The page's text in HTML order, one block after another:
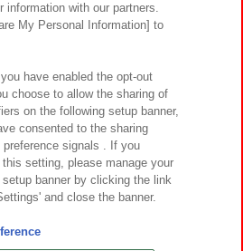
ウェブアクセシビリティ方針と検証結果
もに
方針 よくあるご質問・お問い合わせ
Namco Amusement Inc.
Amusement Lab Inc.
information with our partners.
My Personal Information] to
have enabled the opt-out
choose to allow the sharing of
on the following setup banner,
consented to the sharing
signals . If you
setting, please manage your
banner by clicking the link
and close the banner.